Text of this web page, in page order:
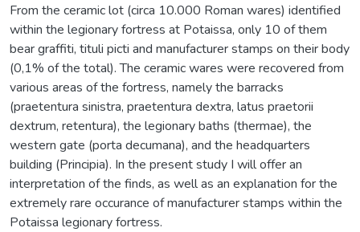
From the ceramic lot (circa 10.000 Roman wares) identified
within the legionary fortress at Potaissa, only 10 of them
bear graffiti, tituli picti and manufacturer stamps on their body
(0,1% of the total). The ceramic wares were recovered from
various areas of the fortress, namely the barracks
(praetentura sinistra, praetentura dextra, latus praetorii
dextrum, retentura), the legionary baths (thermae), the
western gate (porta decumana), and the headquarters
building (Principia). In the present study I will offer an
interpretation of the finds, as well as an explanation for the
extremely rare occurance of manufacturer stamps within the
Potaissa legionary fortress.